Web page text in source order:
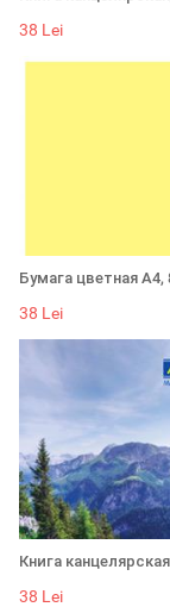
38 Lei
Бумага цветная А4,
38 Lei
Книга
38 Lei